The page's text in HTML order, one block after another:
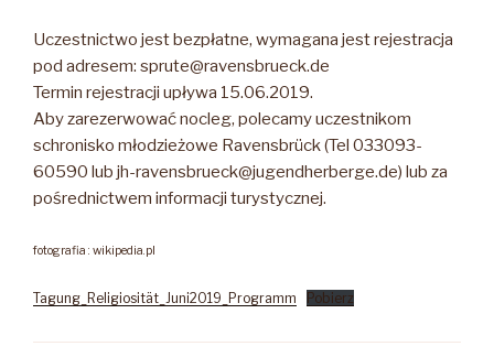
Uczestnictwo jest bezpłatne, wymagana jest rejestracja
pod adresem: sprute@ravensbrueck.de
Termin rejestracji upływa 15.06.2019.
Aby zarezerwować nocleg, polecamy uczestnikom
schronisko młodzieżowe Ravensbrück (Tel 033093-
60590 lub jh-ravensbrueck@jugendherberge.de) lub za
pośrednictwem informacji turystycznej.
fotografia : wikipedia.pl
Tagung_Religiosität_Juni2019_Programm Pobierz